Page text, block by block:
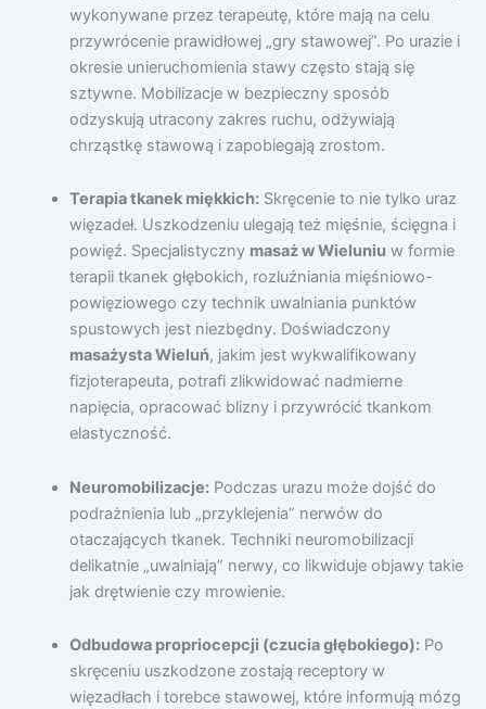
wykonywane przez terapeutę, które mają na celu
przywrócenie prawidłowej „gry stawowej”. Po urazie i
okresie unieruchomienia stawy często stają się
sztywne. Mobilizacje w bezpieczny sposób
odzyskują utracony zakres ruchu, odżywiają
chrząstkę stawową i zapobiegają zrostom.
Terapia tkanek miękkich:Skręcenie to nie tylko uraz
więzadeł. Uszkodzeniu ulegają też mięśnie, ścięgna i
powięź. Specjalistyczny masaż w Wieluniu w formie
terapii tkanek głębokich, rozluźniania mięśniowo-
powięziowego czy technik uwalniania punktów
spustowych jest niezbędny. Doświadczony
masażysta Wieluń, jakim jest wykwalifikowany
fizjoterapeuta, potrafi zlikwidować nadmierne
napięcia, opracować blizny i przywrócić tkankom
elastyczność.
Neuromobilizacje:Podczas urazu może dojść do
podrażnienia lub „przyklejenia” nerwów do
otaczających tkanek. Techniki neuromobilizacji
delikatnie „uwalniają” nerwy, co likwiduje objawy takie
jak drętwienie czy mrowienie.
Odbudowa propriocepcji (czucia głębokiego):Po
skręceniu uszkodzone zostają receptory w
więzadłach i torebce stawowej, które informują mózg